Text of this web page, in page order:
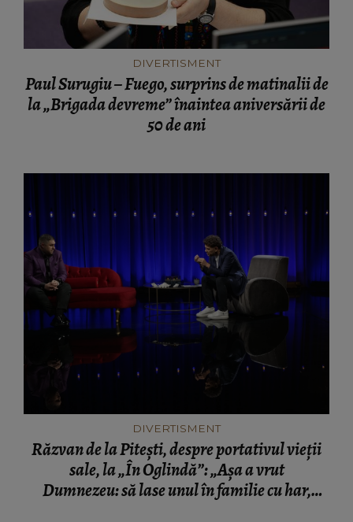
DIVERTISMENT
Paul Surugiu – Fuego, surprins de matinalii de
la „Brigada devreme” înaintea aniversării de
50 de ani
DIVERTISMENT
Răzvan de la Pitești, despre portativul vieții
sale, la „În Oglindă”: „Așa a vrut
Dumnezeu: să lase unul în familie cu har,